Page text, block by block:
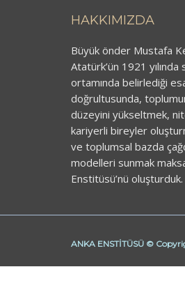
HAKKIMIZDA
Büyük önder Mustafa
Atatürk’ün 1921 yılında
ortamında belirlediği
doğrultusunda,
düzeyini yükseltmek,
kariyerli bireyler
ve toplumsal bazda
modelleri sunmak
Enstitüsü’nü oluşturduk.
ANKA ENSTİTÜSÜ ©